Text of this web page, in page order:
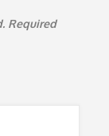
Required